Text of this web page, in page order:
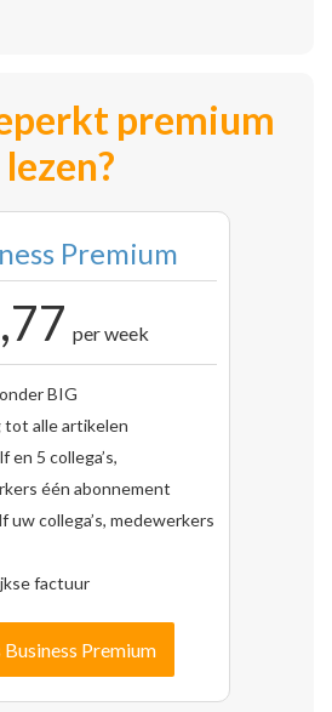
premium
lezen?
Premium
per week
BIG
tot alle artikelen
en 5 collega’s,
één abonnement
uw collega’s, medewerkers
factuur
Business Premium